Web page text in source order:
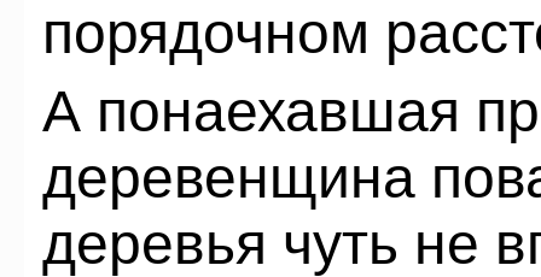
порядочном
А понаехавшая
деревенщина
деревья чуть не